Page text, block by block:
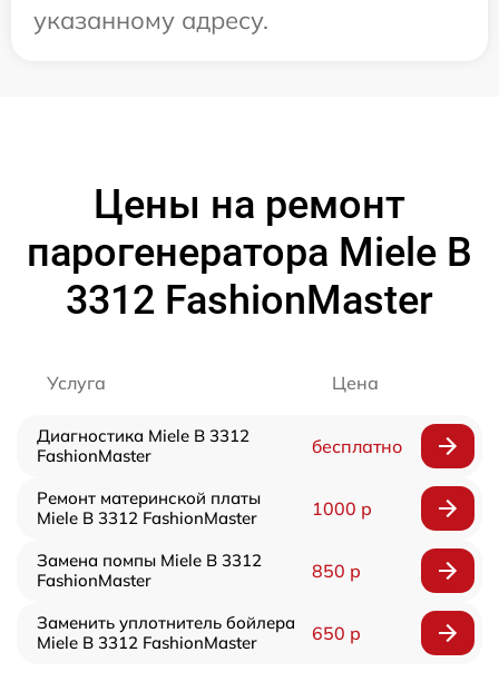
указанному адресу.
Цены на ремонт
парогенератора Miele B
3312 FashionMaster
Услуга Цена
Диагностика Miele B 3312
FashionMaster
бесплатно
Ремонт материнской платы
Miele B 3312 FashionMaster
1000 р
Замена помпы Miele B 3312
FashionMaster
850 р
Заменить уплотнитель бойлера
Miele B 3312 FashionMaster
650 р